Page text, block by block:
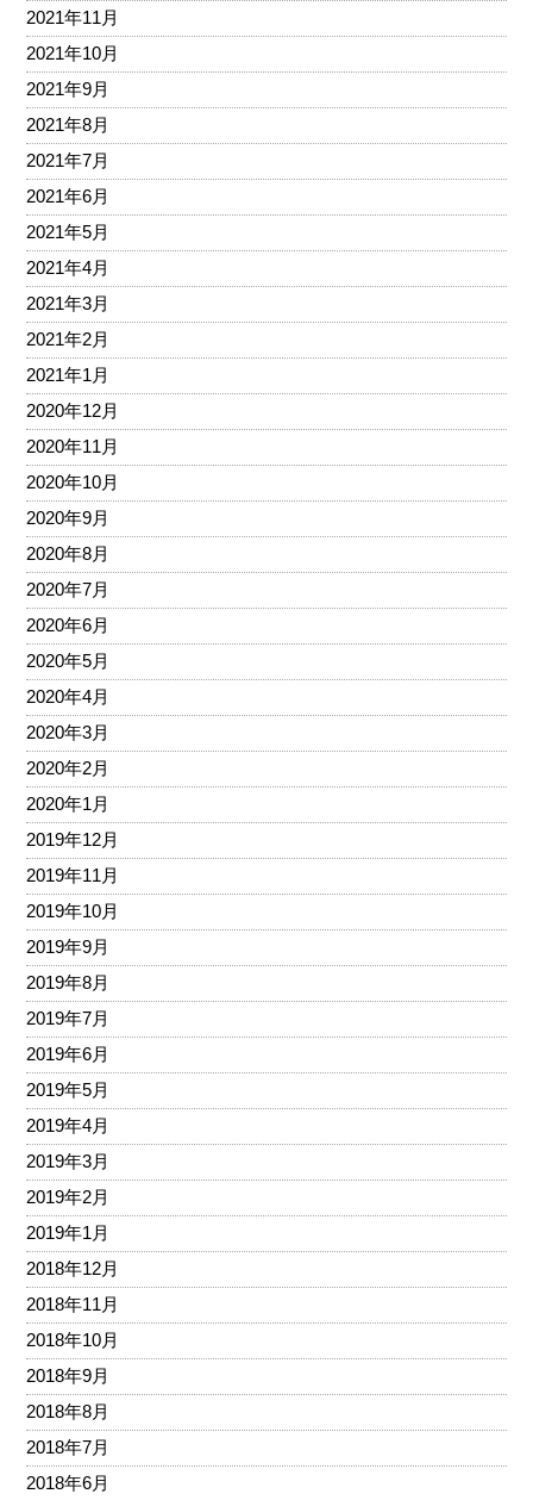
2021年11月
2021年10月
2021年9月
2021年8月
2021年7月
2021年6月
2021年5月
2021年4月
2021年3月
2021年2月
2021年1月
2020年12月
2020年11月
2020年10月
2020年9月
2020年8月
2020年7月
2020年6月
2020年5月
2020年4月
2020年3月
2020年2月
2020年1月
2019年12月
2019年11月
2019年10月
2019年9月
2019年8月
2019年7月
2019年6月
2019年5月
2019年4月
2019年3月
2019年2月
2019年1月
2018年12月
2018年11月
2018年10月
2018年9月
2018年8月
2018年7月
2018年6月